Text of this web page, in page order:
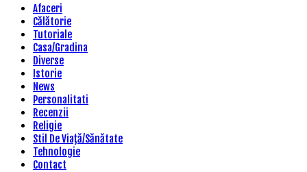
MenuAfaceri
Călătorie
Tutoriale
Casa/Gradina
Diverse
Istorie
News
Personalitati
Recenzii
Religie
Stil De Viaţă/Sănătate
Tehnologie
Contact